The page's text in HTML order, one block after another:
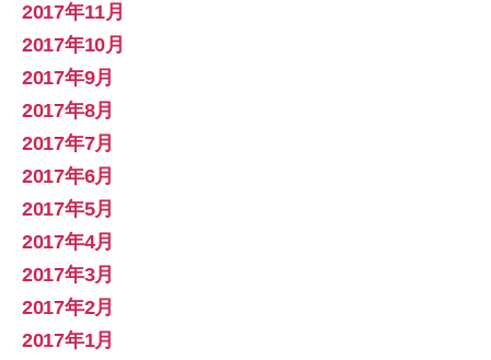
2017年11月
2017年10月
2017年9月
2017年8月
2017年7月
2017年6月
2017年5月
2017年4月
2017年3月
2017年2月
2017年1月